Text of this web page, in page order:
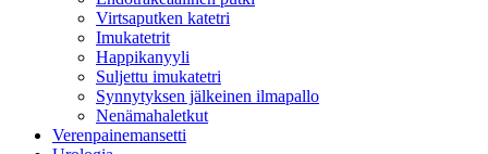
Virtsaputken katetri
Imukatetrit
Happikanyyli
Suljettu imukatetri
Synnytyksen jälkeinen ilmapallo
Nenämahaletkut
Verenpainemansetti